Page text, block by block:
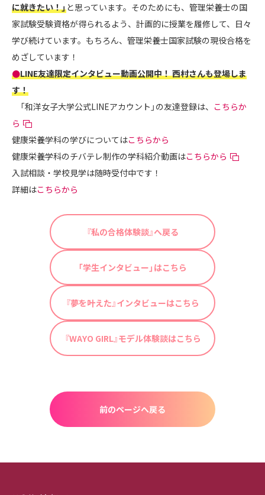
に就きたい！」と思っています。そのためにも、管理栄養士の国
家試験受験資格が得られるよう、計画的に授業を履修して、日々
学び続けています。もちろん、管理栄養士国家試験の現役合格を
めざしています！
●LINE友達限定インタビュー動画公開中！ 西村さんも登場しま
す！
「和洋女子大学公式LINEアカウント」の友達登録は、 こちらか
ら
健康栄養学科の学びについてはこちらから
健康栄養学科のチバテレ制作の学科紹介動画はこちらから
入試相談・学校見学は随時受付中です！
詳細はこちらから
『私の合格体験談』へ戻る
「学生インタビュー」はこちら
『夢を叶えた』インタビューはこちら
『WAYO GIRL』モデル体験談はこちら
前のページへ戻る